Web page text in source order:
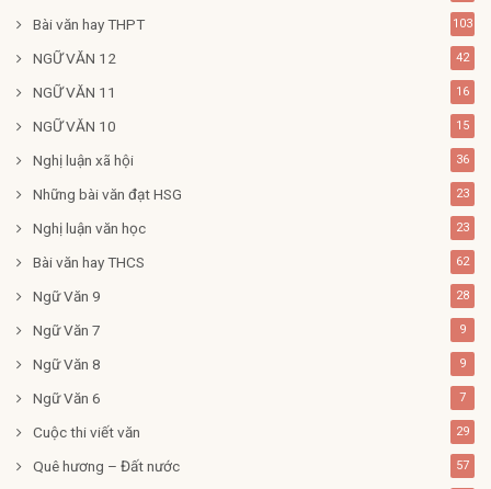
Bài văn hay THPT 103
NGỮ VĂN 12 42
NGỮ VĂN 11 16
NGỮ VĂN 10 15
Nghị luận xã hội 36
Những bài văn đạt HSG 23
Nghị luận văn học 23
Bài văn hay THCS 62
Ngữ Văn 9 28
Ngữ Văn 7 9
Ngữ Văn 8 9
Ngữ Văn 6 7
Cuộc thi viết văn 29
Quê hương – Đất nước 57